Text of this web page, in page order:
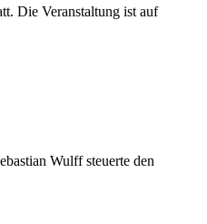
Die Veranstaltung ist auf
Wulff steuerte den